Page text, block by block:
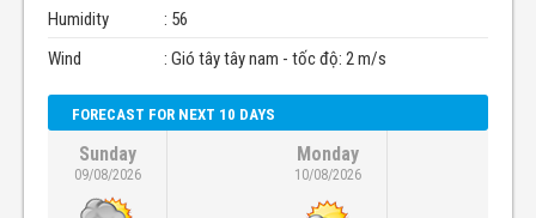
Humidity
: 56
Wind
: Gió tây tây nam - tốc độ: 2 m/s
FORECAST FOR NEXT 10 DAYS
Sunday
09/08/2026
Monday
10/08/2026